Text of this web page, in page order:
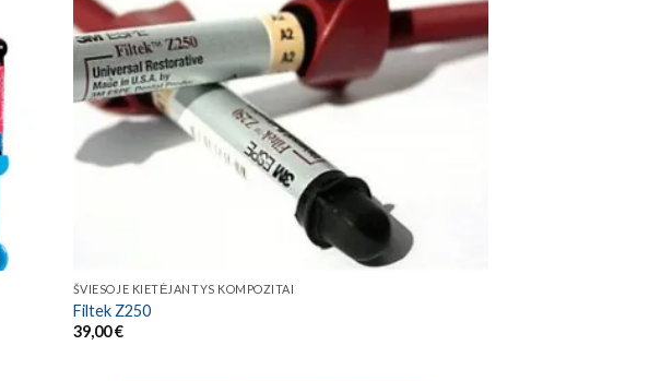
ŠVIESOJE KIETĖJANTYS KOMPOZITAI
Filtek Z250
39,00€